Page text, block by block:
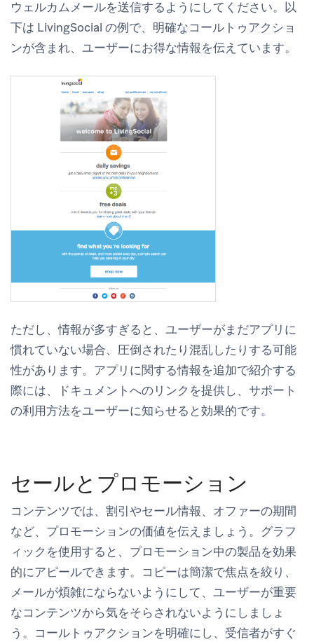
ウェルカムメールを送信するようにしてください。以
下は LivingSocial の例で、明確なコールトゥアクショ
ンが含まれ、ユーザーにお得な情報を伝えています。
ただし、情報が多すぎると、ユーザーがまだアプリに
慣れていない場合、圧倒されたり混乱したりする可能
性があります。アプリに関する情報を追加で紹介する
際には、ドキュメントへのリンクを提供し、サポート
の利用方法をユーザーに知らせると効果的です。
セールとプロモーション
コンテンツでは、割引やセール情報、オファーの期間
など、プロモーションの価値を伝えましょう。グラフ
ィックを使用すると、プロモーション中の製品を効果
的にアピールできます。コピーは簡潔で焦点を絞り、
メールが煩雑にならないようにして、ユーザーが重要
なコンテンツから気をそらされないようにしましょ
う。コールトゥアクションを明確にし、受信者がすぐ